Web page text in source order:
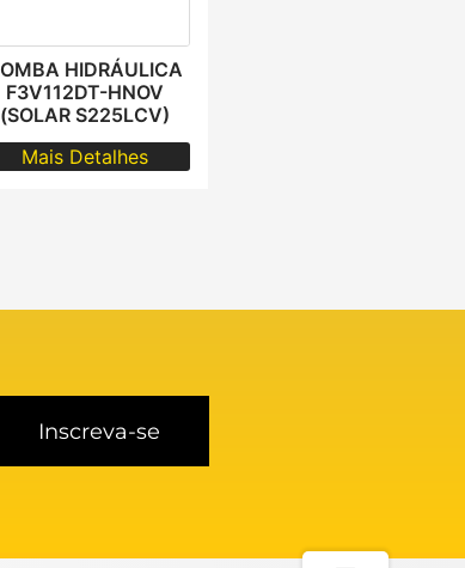
HIDRÁULICA
F3V112DT-HNOV
(SOLAR S225LCV)
Mais Detalhes
Inscreva-se